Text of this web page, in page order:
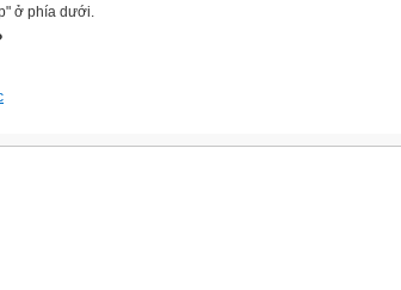
ở phía dưới.